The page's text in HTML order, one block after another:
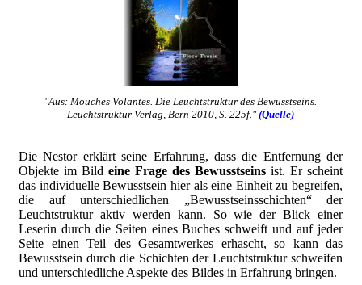
"Aus: Mouches Volantes. Die Leuchtstruktur des Bewusstseins.
Leuchtstruktur Verlag, Bern 2010, S. 225f."(Quelle)
Die Nestor erklärt seine Erfahrung, dass die Entfernung der
Objekte im Bild eine Frage des Bewusstseins ist. Er scheint
das individuelle Bewusstsein hier als eine Einheit zu begreifen,
die auf unterschiedlichen „Bewusstseinsschichten“ der
Leuchtstruktur aktiv werden kann. So wie der Blick einer
Leserin durch die Seiten eines Buches schweift und auf jeder
Seite einen Teil des Gesamtwerkes erhascht, so kann das
Bewusstsein durch die Schichten der Leuchtstruktur schweifen
und unterschiedliche Aspekte des Bildes in Erfahrung bringen.